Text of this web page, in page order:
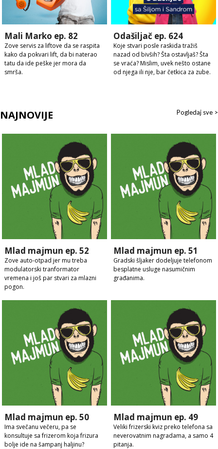
Mali Marko ep. 82
Zove servis za liftove da se raspita
kako da pokvari lift, da bi naterao
tatu da ide peške jer mora da
smrša.
Odašiljač ep. 624
Koje stvari posle raskida tražiš
nazad od bivših? Šta ostavljaš? Šta
se vraća? Mislim, uvek nešto ostane
od njega ili nje, bar četkica za zube.
NAJNOVIJE Pogledaj sve >
Mlad majmun ep. 52
Zove auto-otpad jer mu treba
modulatorski tranformator
vremena i još par stvari za mlazni
pogon.
Mlad majmun ep. 51
Gradski šljaker dodeljuje telefonom
besplatne usluge nasumičnim
građanima.
Mlad majmun ep. 50
Ima svečanu večeru, pa se
konsultuje sa frizerom koja frizura
bolje ide na šampanj haljinu?
Mlad majmun ep. 49
Veliki frizerski kviz preko telefona sa
neverovatnim nagradama, a samo 4
pitanja.